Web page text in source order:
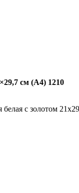
см (А4) 1210
белая с золотом